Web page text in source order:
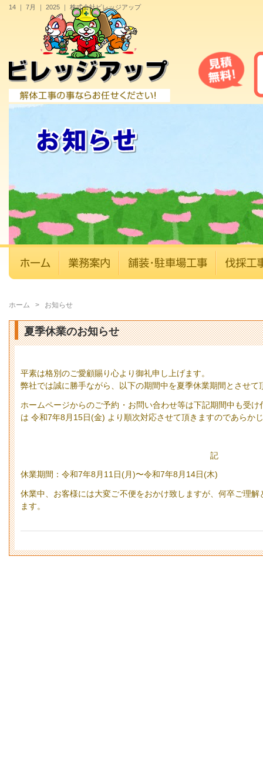
14 ｜ 7月 ｜ 2025 ｜ 株式会社ビレッジアップ
ホーム > お知らせ
夏季休業のお知らせ
平素は格別のご愛顧賜り心より御礼申し上げます。
弊社では誠に勝手ながら、以下の期間中を夏季休業期間とさせて
ホームページからのご予約・お問い合わせ等は下記期間中も受
は 令和7年8月15日(金) より順次対応させて頂きますのであらか
記
休業期間：令和7年8月11日(月)〜令和7年8月14日(木)
休業中、お客様には大変ご不便をおかけ致しますが、何卒ご理
ます。